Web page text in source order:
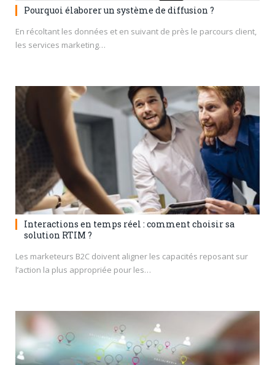
Pourquoi élaborer un système de diffusion ?
En récoltant les données et en suivant de près le parcours client,
les services marketing…
Interactions en temps réel : comment choisir sa
solution RTIM ?
Les marketeurs B2C doivent aligner les capacités reposant sur
l’action la plus appropriée pour les…